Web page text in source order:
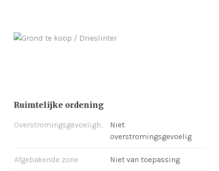
Ruimtelijke ordening
Niet
overstromingsgevoelig
Afgebakende zone Niet van toepassing